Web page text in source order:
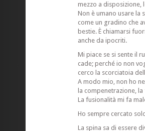
mezzo a disposizione,
Non è umano usare la
come un gradino che
bestie. È chiamarsi
anche da ipocriti.
Mi piace se si sente il
cade; perché io non
cerco la scorciatoia
A modo mio, non ho
la compenetrazione,
La fusionalità mi fa
Ho sempre cercato
La spina sa di essere